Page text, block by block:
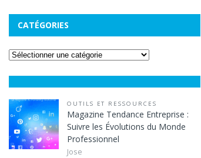
CATÉGORIES
OUTILS ET RESSOURCES
Magazine Tendance Entreprise :
Suivre les Évolutions du Monde
Professionnel
Jose